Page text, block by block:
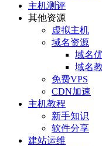
主机测评
其他资源
虚拟主机
域名资源
域名
域名
免费VPS
CDN加速
主机教程
新手知识
软件分享
建站运维